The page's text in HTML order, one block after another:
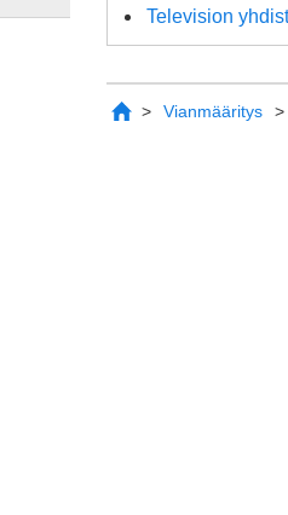
Television
Vianmääritys